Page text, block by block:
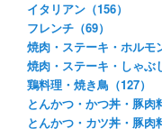
イタリアン（156）
フレンチ（69）
焼肉・ステーキ・ホルモ
焼肉・ステーキ・しゃぶ
鶏料理・焼き鳥（127）
とんかつ・かつ丼・豚肉
とんかつ・カツ丼・豚肉